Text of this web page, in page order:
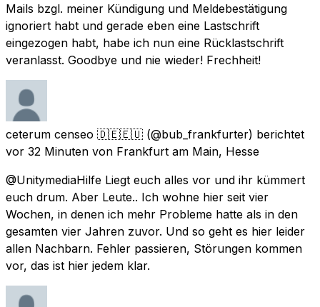
Mails bzgl. meiner Kündigung und Meldebestätigung
ignoriert habt und gerade eben eine Lastschrift
eingezogen habt, habe ich nun eine Rücklastschrift
veranlasst. Goodbye und nie wieder! Frechheit!
ceterum censeo 🇩🇪🇪🇺 (@bub_frankfurter) berichtet
vor 32 Minuten von Frankfurt am Main, Hesse
@UnitymediaHilfe Liegt euch alles vor und ihr kümmert
euch drum. Aber Leute.. Ich wohne hier seit vier
Wochen, in denen ich mehr Probleme hatte als in den
gesamten vier Jahren zuvor. Und so geht es hier leider
allen Nachbarn. Fehler passieren, Störungen kommen
vor, das ist hier jedem klar.